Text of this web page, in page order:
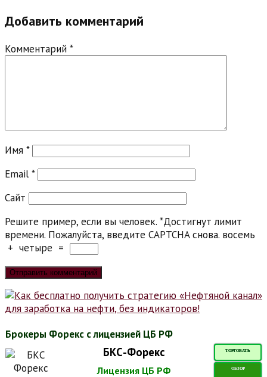
Добавить комментарий
Комментарий *
Имя *
Email *
Сайт
Решите пример, если вы человек. *Достигнут лимит
времени. Пожалуйста, введите CAPTCHA снова. восемь
+ четыре =
Брокеры Форекс с лицензией ЦБ РФ
БКС-Форекс ТОРГОВАТЬ
Лицензия ЦБ РФ ОБЗОР